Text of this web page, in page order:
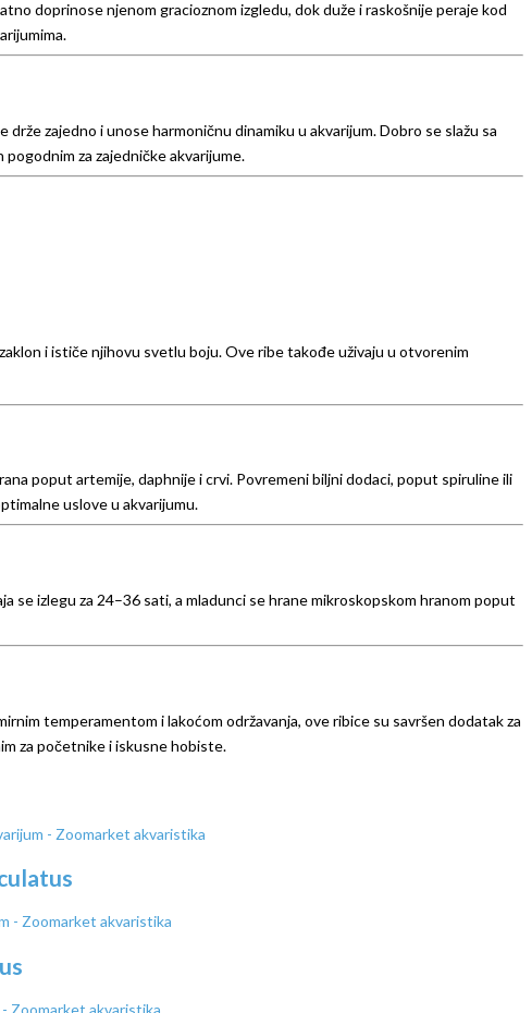
doprinose njenom gracioznom izgledu, dok duže i raskošnije peraje kod
zajedno i unose harmoničnu dinamiku u akvarijum. Dobro se slažu sa
za zajedničke akvarijume.
i ističe njihovu svetlu boju. Ove ribe takođe uživaju u otvorenim
poput artemije, daphnije i crvi. Povremeni biljni dodaci, poput spiruline ili
uslove u akvarijumu.
se izlegu za 24–36 sati, a mladunci se hrane mikroskopskom hranom poput
temperamentom i lakoćom održavanja, ove ribice su savršen dodatak za
za početnike i iskusne hobiste.